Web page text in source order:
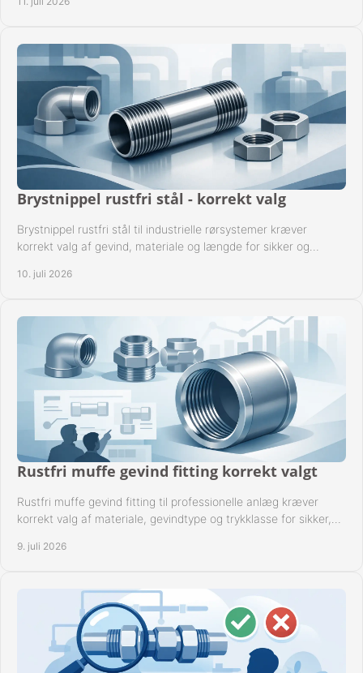
Brystnippel rustfri stål - korrekt valg
Brystnippel rustfri stål til industrielle rørsystemer kræver
korrekt valg af gevind, materiale og længde for sikker og
10. juli 2026
Rustfri muffe gevind fitting korrekt valgt
Rustfri muffe gevind fitting til professionelle anlæg kræver
korrekt valg af materiale, gevindtype og trykklasse for sikker,
9. juli 2026